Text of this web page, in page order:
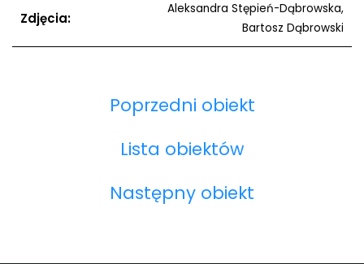
Zdjęcia:
Aleksandra Stępień-Dąbrowska,
Bartosz Dąbrowski
Poprzedni obiekt
Lista obiektów
Następny obiekt